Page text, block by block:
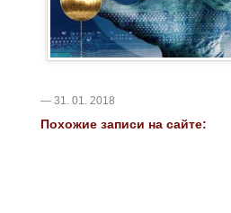
— 31. 01. 2018
Похожие записи на сайте: